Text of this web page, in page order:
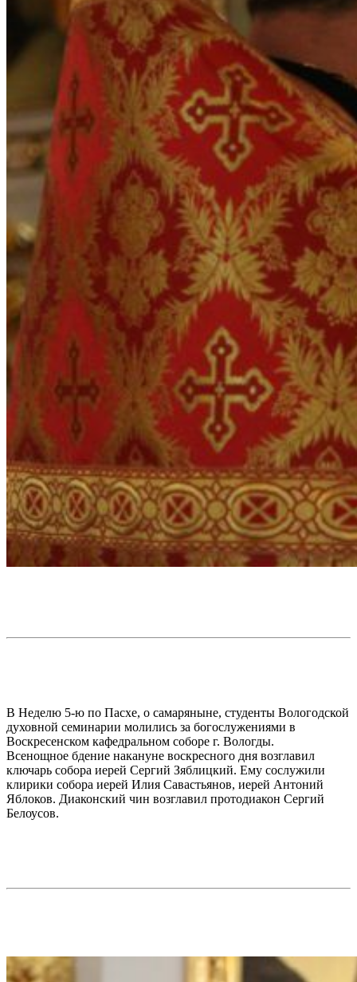
В Неделю 5-ю по Пасхе, о самаряныне, студенты Вологодской
духовной семинарии молились за богослужениями в
Воскресенском кафедральном соборе г. Вологды.
Всенощное бдение накануне воскресного дня возглавил
ключарь собора иерей Сергий Зяблицкий. Ему сослужили
клирики собора иерей Илия Савастьянов, иерей Антоний
Яблоков. Диаконский чин возглавил протодиакон Сергий
Белоусов.